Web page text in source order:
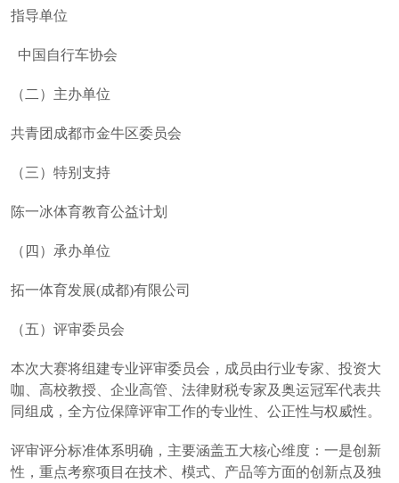
指导单位
中国自行车协会
（二）主办单位
共青团成都市金牛区委员会
（三）特别支持
陈一冰体育教育公益计划
（四）承办单位
拓一体育发展(成都)有限公司
（五）评审委员会
本次大赛将组建专业评审委员会，成员由行业专家、投资大
咖、高校教授、企业高管、法律财税专家及奥运冠军代表共
同组成，全方位保障评审工作的专业性、公正性与权威性。
评审评分标准体系明确，主要涵盖五大核心维度：一是创新
性，重点考察项目在技术、模式、产品等方面的创新点及独